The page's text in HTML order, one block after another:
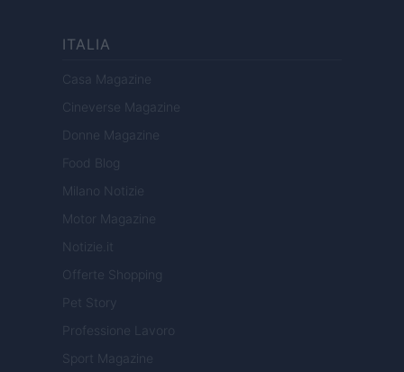
ITALIA
Casa Magazine
Cineverse Magazine
Donne Magazine
Food Blog
Milano Notizie
Motor Magazine
Notizie.it
Offerte Shopping
Pet Story
Professione Lavoro
Sport Magazine